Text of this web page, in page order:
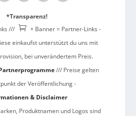
*Transparenz!
///  + Banner = Partner-Links -
einkaufst unterstützt du uns mit
bei unverändertem Preis.
/// Preise gelten
der Veröffentlichung -
& Disclaimer
Produktnamen und Logos sind